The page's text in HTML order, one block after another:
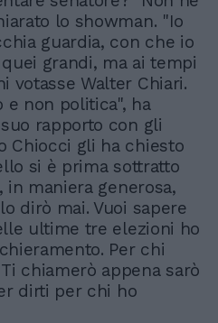
lo showman. "Io
guardia, con che io
grandi, ma ai tempi
votasse Walter Chiari.
e non politica", ha
rapporto con gli
Chiocci gli ha chiesto
si è prima sottratto
maniera generosa,
dirò mai. Vuoi sapere
ultime tre elezioni ho
Per chi
chiamerò appena sarò
dirti per chi ho